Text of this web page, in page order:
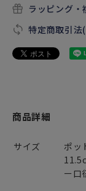
ラッピング・
特定商取引法
商品詳細
サイズ
ポ
ー